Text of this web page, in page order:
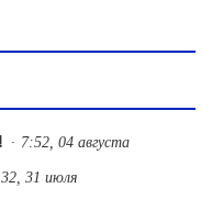
7:52, 04 августа
31 июля